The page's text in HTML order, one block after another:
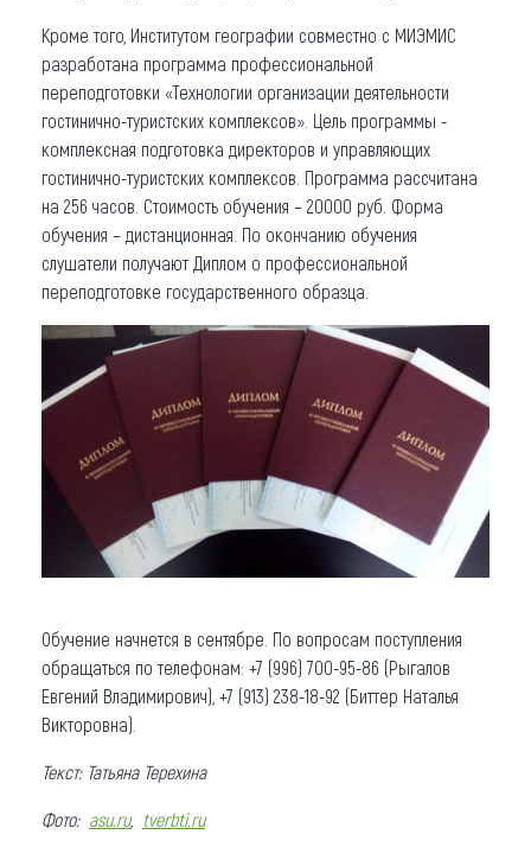
Кроме того, Институтом географии совместно с МИЭМИС
разработана программа профессиональной
переподготовки «Технологии организации деятельности
гостинично-туристских комплексов». Цель программы -
комплексная подготовка директоров и управляющих
гостинично-туристских комплексов. Программа рассчитана
на 256 часов. Стоимость обучения – 20000 руб. Форма
обучения – дистанционная. По окончанию обучения
слушатели получают Диплом о профессиональной
переподготовке государственного образца.
Обучение начнется в сентябре. По вопросам поступления
обращаться по телефонам: +7 (996) 700-95-86 (Рыгалов
Евгений Владимирович), +7 (913) 238-18-92 (Биттер Наталья
Викторовна).
Текст: Татьяна Терехина
Фото: asu.ru, tverbti.ru